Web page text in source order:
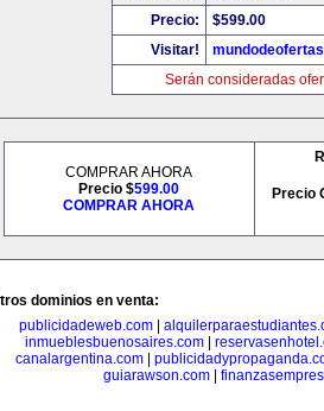
Precio:
$599.00
Visitar!
Serán consideradas
COMPRAR AHORA
Precio $599.00
COMPRAR AHORA
Precio
dominios en venta:
publicidadeweb.com|
inmueblesbuenosaires.com
canalargentina.com|
guiarawson.com|